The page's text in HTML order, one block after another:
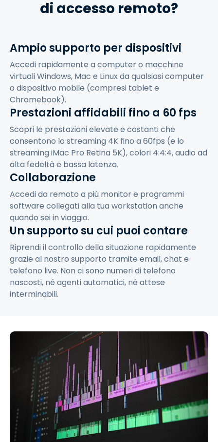
di accesso remoto?
Ampio supporto per dispositivi
Accedi rapidamente a computer o macchine
virtuali Windows, Mac e Linux da qualsiasi computer
o dispositivo mobile (compresi tablet e
Chromebook).
Prestazioni affidabili fino a 60 fps
Scopri le prestazioni elevate e costanti che
consentono lo streaming 4K fino a 60fps (e lo
streaming iMac Pro Retina 5K), colori 4:4:4, audio ad
alta fedeltà e bassa latenza.
Collaborazione
Accedi da remoto a più monitor e programmi
software collegati alla tua workstation anche
quando sei in viaggio.
Un supporto su cui puoi contare
Riprendi il controllo della situazione rapidamente
grazie al nostro supporto tramite email, chat e
telefono live. Non ci sono numeri di telefono
nascosti, né agenti automatici, né attese
interminabili.